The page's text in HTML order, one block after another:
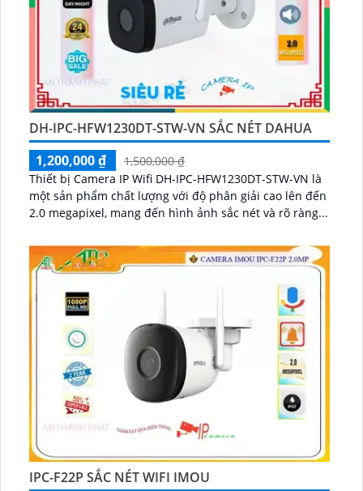
DH-IPC-HFW1230DT-STW-VN SẮC NÉT DAHUA
1,200,000 ₫
1,500,000 ₫
Thiết bị Camera IP Wifi DH-IPC-HFW1230DT-STW-VN là
một sản phẩm chất lượng với độ phân giải cao lên đến
2.0 megapixel, mang đến hình ảnh sắc nét và rõ ràng...
IPC-F22P SẮC NÉT WIFI IMOU